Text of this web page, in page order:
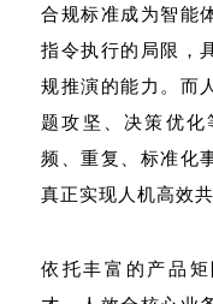
合规标准成为智能
指令执行的局限，
规推演的能力。而
题攻坚、决策优
频、重复、标准化
真正实现人机高效共
依托丰富的产品